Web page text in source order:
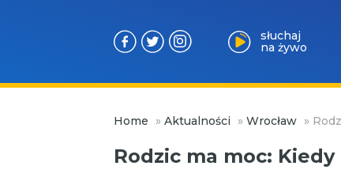
słuchaj
na żywo
Home » Aktualności » Wrocław »
Rodzic ma moc: